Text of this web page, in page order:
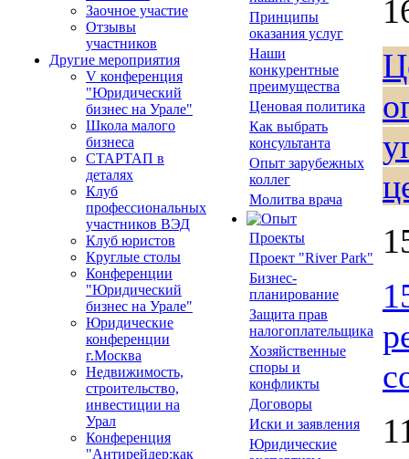
Заочное участие
Отзывы
участников
Другие мероприятия
V конференция
"Юридический
бизнес на Урале"
Школа малого
бизнеса
СТАРТАП в
деталях
Клуб
профессиональных
участников ВЭД
Клуб юристов
Круглые столы
Конференции
"Юридический
бизнес на Урале"
Юридические
конференции
г.Москва
Недвижимость,
строительство,
инвестиции на
Урал
Конференция
"Антирейдер:как
Принципы
оказания услуг
Наши
конкурентные
преимущества
Ценовая политика
Как выбрать
консультанта
Опыт зарубежных
коллег
Молитва врача
Проекты
Проект "River Park"
Бизнес-
планирование
Защита прав
налогоплательщика
Хозяйственные
споры и
конфликты
Договоры
Иски и заявления
Юридические